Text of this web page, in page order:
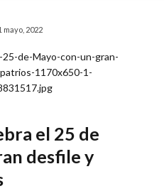
mayo, 2022
el 25 de
desfile y